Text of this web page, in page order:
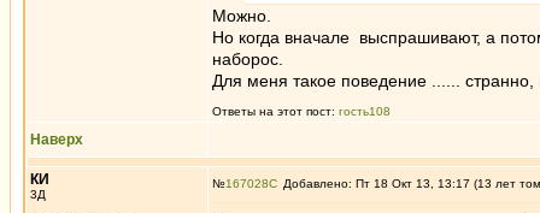
Можно.
Но когда вначале выспрашивают, а
наборос.
Для меня такое поведение ......
Ответы на этот пост: гость108
Наверх
КИ
3Д
№167028 Добавлено: Пт 18 Окт 13, 13:17 (13 лет